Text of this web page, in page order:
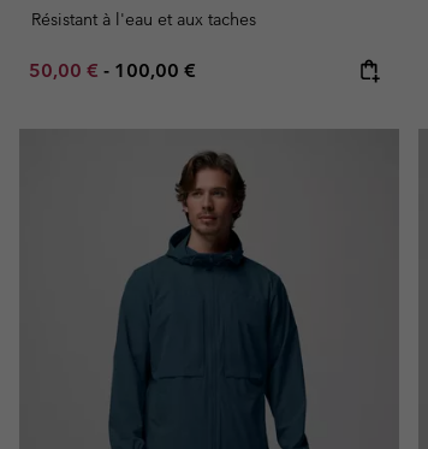
Résistant à l'eau et aux taches
Minimum sale price:
50,00 € - Maximum price:
100,00 €